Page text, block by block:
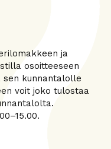
ja
osoitteeseen
sen kunnantalolle
voit joko tulostaa